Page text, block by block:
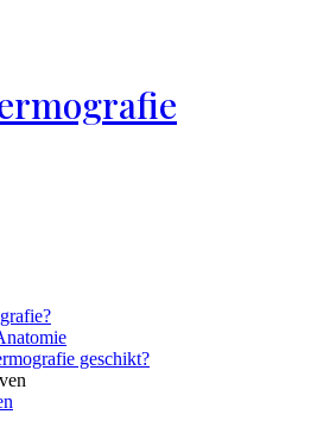
geschikt?